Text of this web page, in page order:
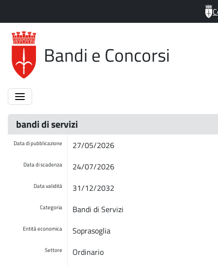
Bandi e Concorsi
bandi di servizi
Data di pubblicazione 27/05/2026
Data di scadenza 24/07/2026
Data validità 31/12/2032
Categoria Bandi di Servizi
Entità economica Soprasoglia
Settore Ordinario